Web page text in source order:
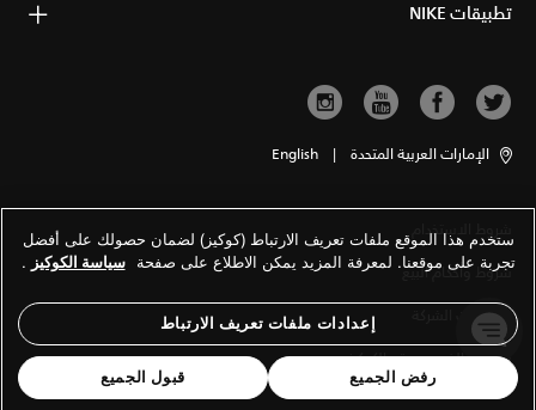
تطبيقات NIKE
الإمارات العربية المتحدة |
English
شروط الاستخدام
شروط وأحكام البيع
معلومات الشركة
سياسة الخصوصية والكوكيز
ستخدم هذا الموقع ملفات تعريف الارتباط (كوكيز) لضمان حصولك على أفضل
تجربة على موقعنا. لمعرفة المزيد يمكن الاطلاع على صفحة سياسة الكوكيز .
إعدادات ملفات تعريف الارتباط
رفض الجميع قبول الجميع